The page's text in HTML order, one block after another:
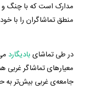
مدارک است که با چنگ
منطق تماشاگران را با
در طی تماشای بادیگارد
معیارهای تماشاگر غربی
جامعه‌ی غربی بیش‌تر به